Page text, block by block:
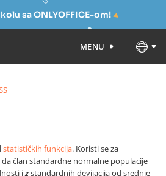
sa ONLYOFFICE-om!
MENU
statističkih funkcija. Koristi se za
član standardne normalne populacije
izstandardnih devijacija od srednje